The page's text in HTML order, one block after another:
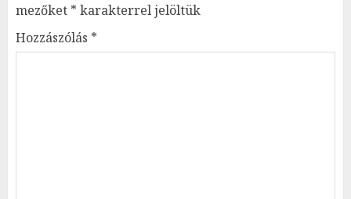
mezőket * karakterrel jelöltük
Hozzászólás *